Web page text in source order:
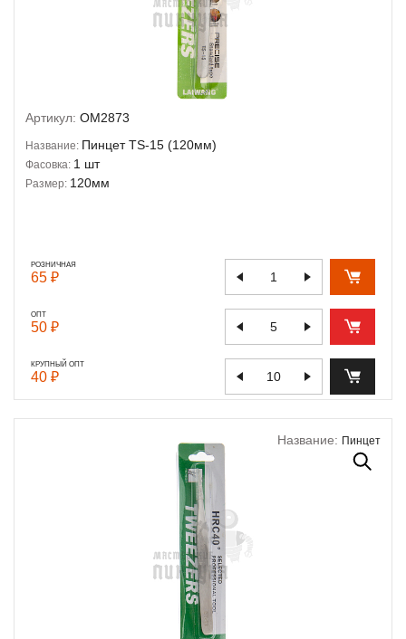
Артикул: OM2873
Название: Пинцет TS-15 (120мм)
Фасовка: 1 шт
Размер: 120мм
РОЗНИЧНАЯ
65 ₽
ОПТ
50 ₽
КРУПНЫЙ ОПТ
40 ₽
Название: Пинцет